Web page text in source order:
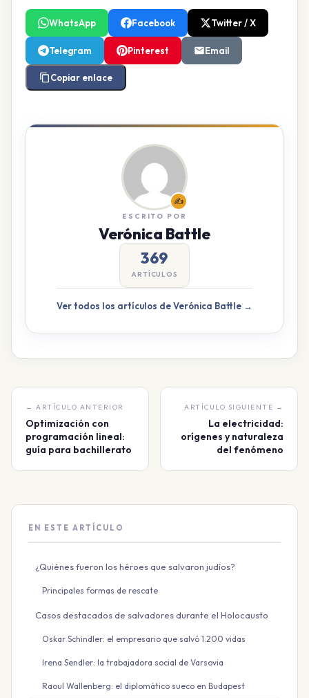
WhatsApp Facebook Twitter / X
Telegram Pinterest Email
Copiar enlace
✍️
ESCRITO POR
Verónica Battle
369
ARTÍCULOS
Ver todos los artículos de Verónica Battle →
← ARTÍCULO ANTERIOR
Optimización con
programación lineal:
guía para bachillerato
ARTÍCULO SIGUIENTE →
La electricidad:
orígenes y naturaleza
del fenómeno
EN ESTE ARTÍCULO
¿Quiénes fueron los héroes que salvaron judíos?
Principales formas de rescate
Casos destacados de salvadores durante el Holocausto
Oskar Schindler: el empresario que salvó 1.200 vidas
Irena Sendler: la trabajadora social de Varsovia
Raoul Wallenberg: el diplomático sueco en Budapest